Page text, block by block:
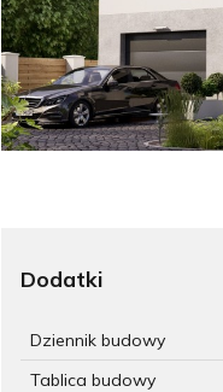
Dodatki
Dziennik budowy
Tablica budowy